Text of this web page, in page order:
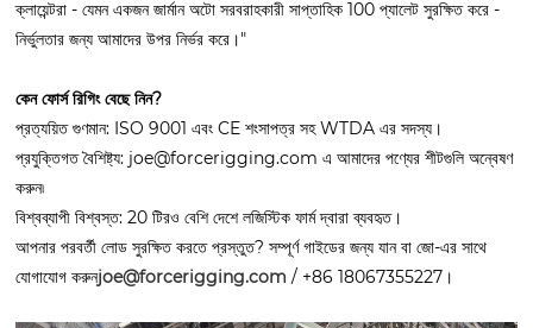
ক্লায়েন্টরা - যেমন একজন জার্মান অটো সরবরাহকারী সাপ্তাহিক 100 প্যালেট সুরক্ষিত করে -
নির্ভুলতার জন্য আমাদের উপর নির্ভর করে।"
কেন ফোর্স রিগিং বেছে নিন?
প্রত্যয়িত গুণমান: ISO 9001 এবং CE শংসাপত্র সহ WTDA এর সদস্য।
প্রযুক্তিগত বৈশিষ্ট্য: joe@forcerigging.com এ আমাদের পণ্যের শীটগুলি অন্বেষণ
করুন৷
বিশ্বব্যাপী বিশ্বস্ত: 20 টিরও বেশি দেশে লজিস্টিক ফার্ম দ্বারা ব্যবহৃত।
আপনার পরবর্তী লোড সুরক্ষিত করতে প্রস্তুত? সম্পূর্ণ গাইডের জন্য যান বা জো-এর সাথে
যোগাযোগ করুনjoe@forcerigging.com / +86 18067355227।